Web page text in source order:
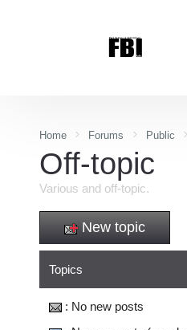
Home Forums Public
Off-topic
Various and off-topic.
New topic
Topics
: No new posts